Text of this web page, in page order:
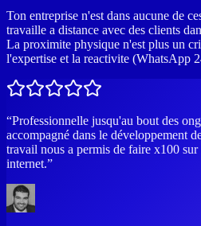
Ton entreprise n'est dans aucune de
travaille a distance avec des clients
La proximite physique n'est plus un
l'expertise et la reactivite (WhatsApp
“Professionnelle jusqu'au bout des
accompagné dans le développement
travail nous a permis de faire x100
internet.”